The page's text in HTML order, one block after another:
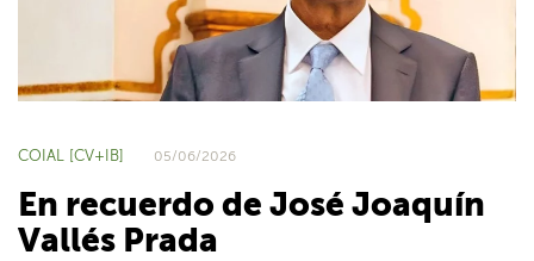
COIAL [CV+IB] 05/06/2026
En recuerdo de José Joaquín
Vallés Prada